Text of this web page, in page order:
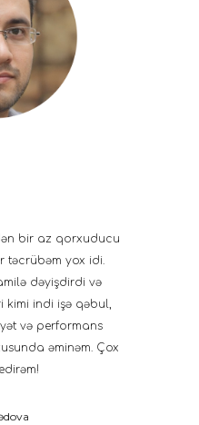
bir az qorxuducu
təcrübəm yox idi.
dəyişdirdi və
kimi indi işə qəbul,
və performans
əminəm. Çox